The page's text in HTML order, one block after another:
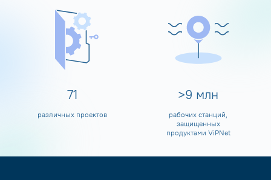
80
различных проектов
>10 млн
рабочих станций,
защищенных
продуктами ViPNet